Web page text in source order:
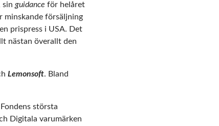
sin guidance för helåret
minskande försäljning
prispress i USA. Det
nästan överallt den
Lemonsoft. Bland
Fondens största
Digitala varumärken